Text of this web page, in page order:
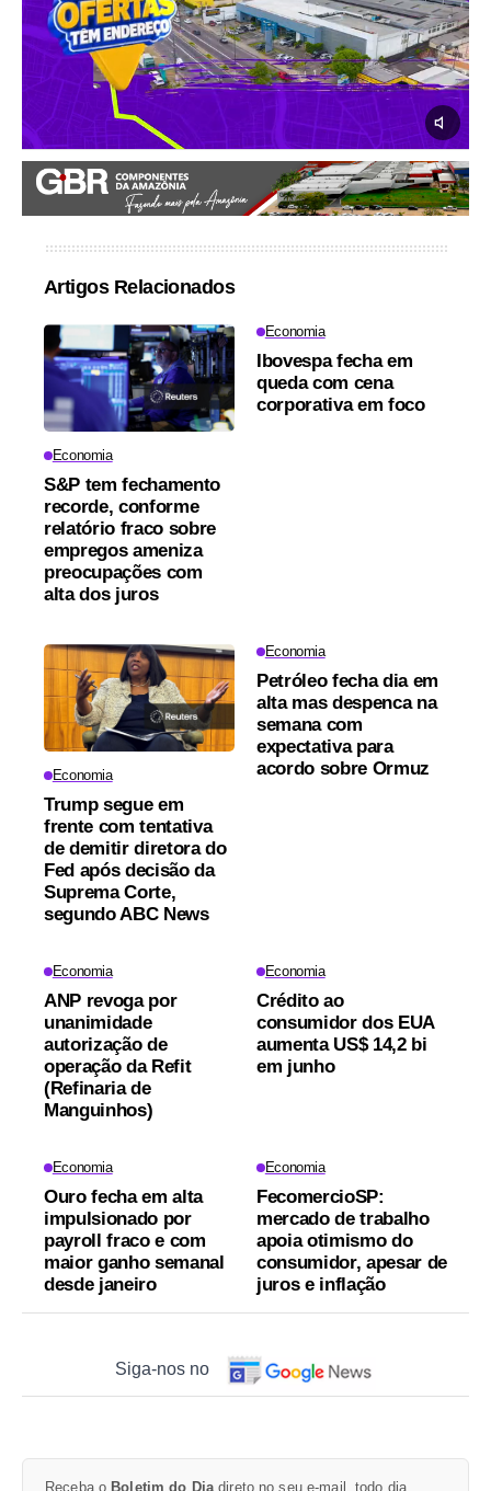
Artigos Relacionados
Economia
S&P tem fechamento
recorde, conforme
relatório fraco sobre
empregos ameniza
preocupações com
alta dos juros
Economia
Ibovespa fecha em
queda com cena
corporativa em foco
Economia
Trump segue em
frente com tentativa
de demitir diretora do
Fed após decisão da
Suprema Corte,
segundo ABC News
Economia
Petróleo fecha dia em
alta mas despenca na
semana com
expectativa para
acordo sobre Ormuz
Economia
ANP revoga por
unanimidade
autorização de
operação da Refit
(Refinaria de
Manguinhos)
Economia
Crédito ao
consumidor dos EUA
aumenta US$ 14,2 bi
em junho
Economia
Ouro fecha em alta
impulsionado por
payroll fraco e com
maior ganho semanal
desde janeiro
Economia
FecomercioSP:
mercado de trabalho
apoia otimismo do
consumidor, apesar de
juros e inflação
Siga-nos no
Receba o Boletim do Dia direto no seu e-mail, todo dia.